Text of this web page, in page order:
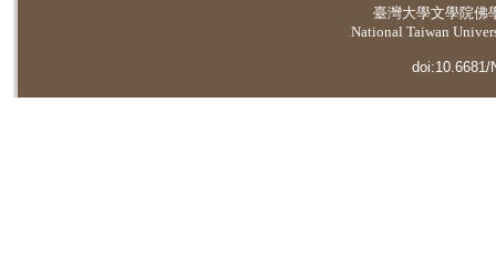
臺灣大學文學院佛
National Taiwan
doi:10.6681/